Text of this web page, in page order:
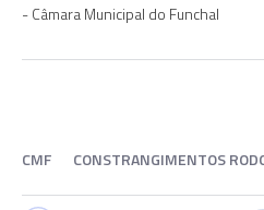
Câmara Municipal do Funchal
CMF CONSTRANGIMENTOS